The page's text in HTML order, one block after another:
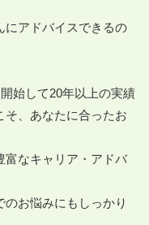
にアドバイスできるの
始して20年以上の実績
そ、あなたに合ったお
富なキャリア・アドバ
お悩みにもしっかり